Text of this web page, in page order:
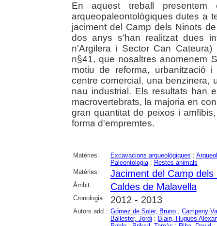
En aquest treball
arqueopaleontològiques dutes a
jaciment del Camp dels Ninots
dos anys s'han realitzat dues
n'Argilera i Sector Can
n§41, que nosaltres anomenem
motiu de reforma, urbanització
centre comercial, una benzinera,
nau industrial. Els resultats han
macrovertebrats, la majoria en
gran quantitat de peixos i
forma d'empremtes.
Matèries: Excavacions arqueològiques ;
Paleontologia; Restes animals
Matèries:
Jaciment del Camp
Àmbit: Caldes de Malavella
Cronologia: 2012 - 2013
Autors add.: Gómez de Soler, Bruno; Campeny
Ballester, Jordi ; Blain, Hugues